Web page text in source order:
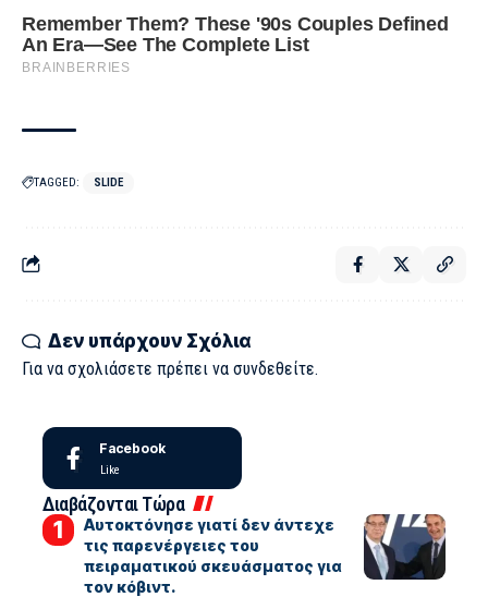
TAGGED: SLIDE
Δεν υπάρχουν Σχόλια
Για να σχολιάσετε πρέπει να συνδεθείτε.
Facebook
Like
Διαβάζονται Τώρα
Αυτοκτόνησε γιατί δεν άντεχε
τις παρενέργειες του
πειραματικού σκευάσματος για
τον κόβιντ.